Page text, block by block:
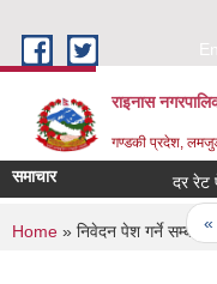
राइनास
गण्डकी प्रदेश,
समाचार दर रेट
«
You are here
Home » निवेदन पेश गर्ने